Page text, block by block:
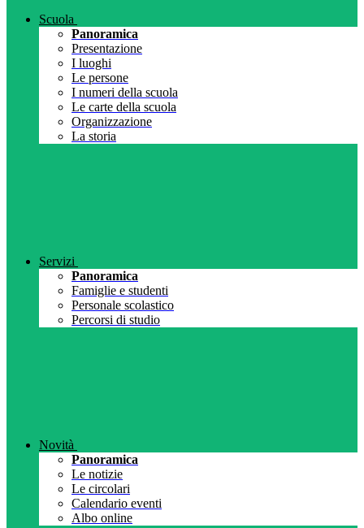
Scuola
Panoramica
Presentazione
I luoghi
Le persone
I numeri della scuola
Le carte della scuola
Organizzazione
La storia
Servizi
Panoramica
Famiglie e studenti
Personale scolastico
Percorsi di studio
Novità
Panoramica
Le notizie
Le circolari
Calendario eventi
Albo online